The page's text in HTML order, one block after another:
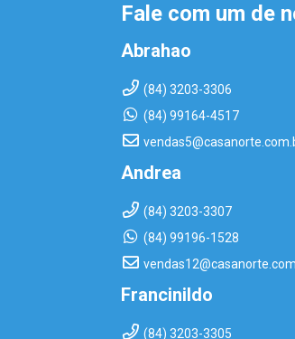
Fale com um de
Abrahao
(84) 3203-3306
(84) 99164-4517
Andrea
(84) 3203-3307
(84) 99196-1528
Francinildo
(84) 3203-3305